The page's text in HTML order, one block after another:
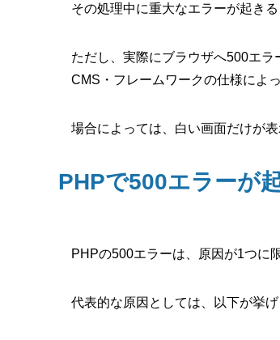
その処理中に重大なエラーが起き
ただし、実際にブラウザへ500エラ
CMS・フレームワークの仕様によ
場合によっては、白い画面だけが
PHPで500エラーが
PHPの500エラーは、原因が1つに
代表的な原因としては、以下が挙げ